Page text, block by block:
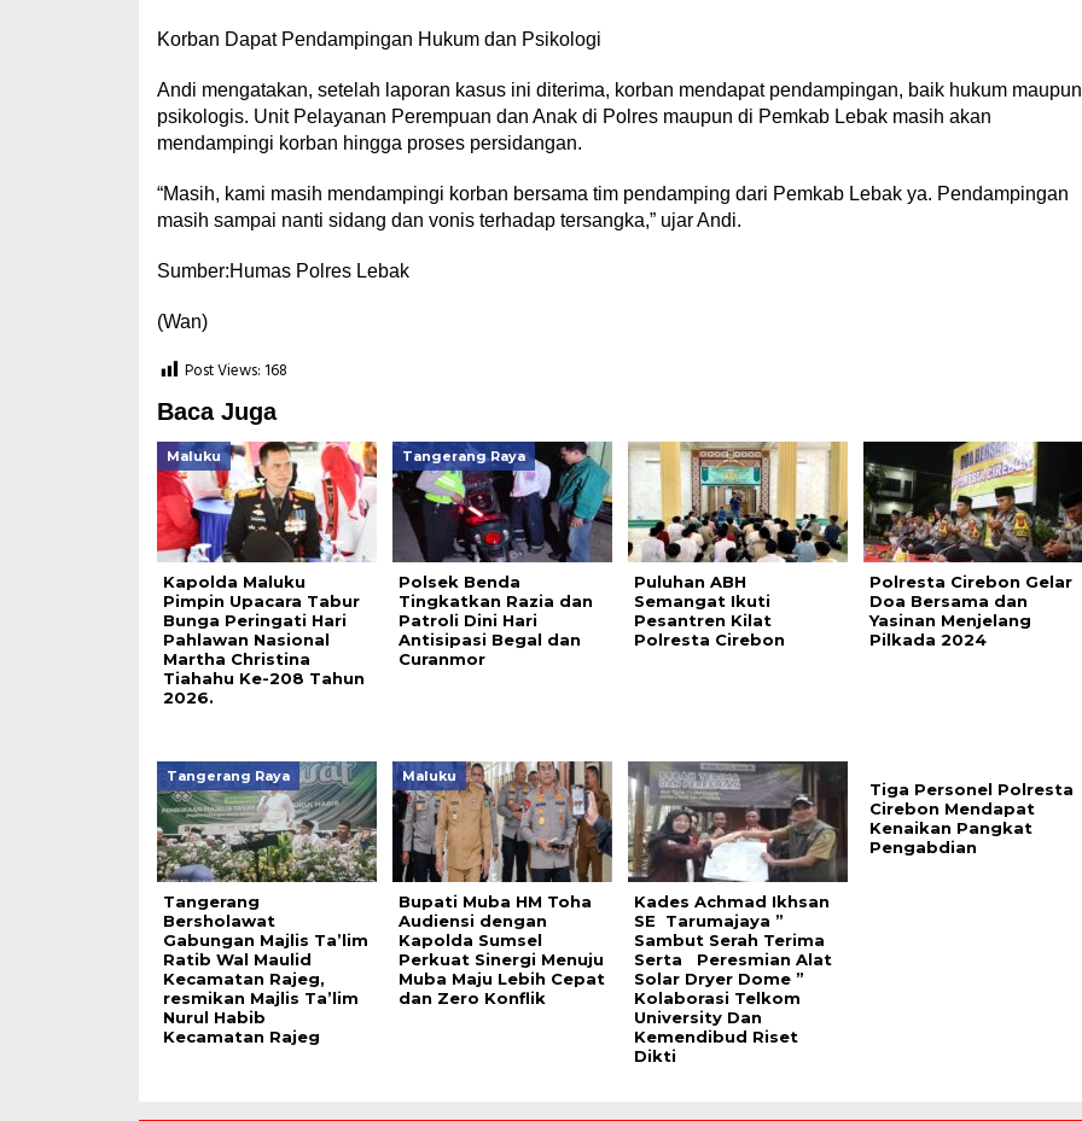
Korban Dapat Pendampingan Hukum dan Psikologi
Andi mengatakan, setelah laporan kasus ini diterima, korban mendapat pendampingan, baik hukum maupun
psikologis. Unit Pelayanan Perempuan dan Anak di Polres maupun di Pemkab Lebak masih akan
mendampingi korban hingga proses persidangan.
“Masih, kami masih mendampingi korban bersama tim pendamping dari Pemkab Lebak ya. Pendampingan
masih sampai nanti sidang dan vonis terhadap tersangka,” ujar Andi.
Sumber:Humas Polres Lebak
(Wan)
Post Views: 168
Baca Juga
Maluku
Kapolda Maluku
Pimpin Upacara Tabur
Bunga Peringati Hari
Pahlawan Nasional
Martha Christina
Tiahahu Ke-208 Tahun
2026.
Tangerang Raya
Polsek Benda
Tingkatkan Razia dan
Patroli Dini Hari
Antisipasi Begal dan
Curanmor
Puluhan ABH
Semangat Ikuti
Pesantren Kilat
Polresta Cirebon
Polresta Cirebon Gelar
Doa Bersama dan
Yasinan Menjelang
Pilkada 2024
Tangerang Raya
Tangerang
Bersholawat
Gabungan Majlis Ta’lim
Ratib Wal Maulid
Kecamatan Rajeg,
resmikan Majlis Ta’lim
Nurul Habib
Kecamatan Rajeg
Maluku
Bupati Muba HM Toha
Audiensi dengan
Kapolda Sumsel
Perkuat Sinergi Menuju
Muba Maju Lebih Cepat
dan Zero Konflik
Kades Achmad Ikhsan
SE Tarumajaya ”
Sambut Serah Terima
Serta Peresmian Alat
Solar Dryer Dome ”
Kolaborasi Telkom
University Dan
Kemendibud Riset
Dikti
Tiga Personel Polresta
Cirebon Mendapat
Kenaikan Pangkat
Pengabdian